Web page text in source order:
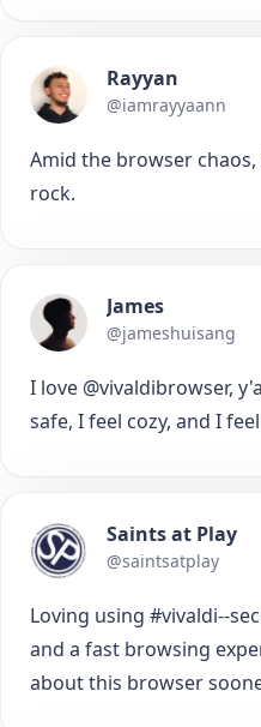
Rayyan
@iamrayyaann
Amid the browser
rock.
James
@jameshuisang
I love @vivaldibrowser,
safe, I feel cozy, and I
Saints at Play
@saintsatplay
Loving using #vivaldi--
and a fast browsing
about this browser